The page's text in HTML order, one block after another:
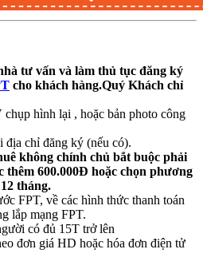
tư vấn và làm thủ tục đăng ký
cho khách hàng.Quý Khách chỉ
hình lại , hoặc bản photo công
địa chỉ đăng ký (nếu có).
không chính chủ bắt buộc phải
thêm 600.000Đ hoặc chọn phương
tháng.
FPT, về các hình thức thanh toán
lắp mạng FPT.
có đủ 15T trở lên
đơn giá HD hoặc hóa đơn điện tử